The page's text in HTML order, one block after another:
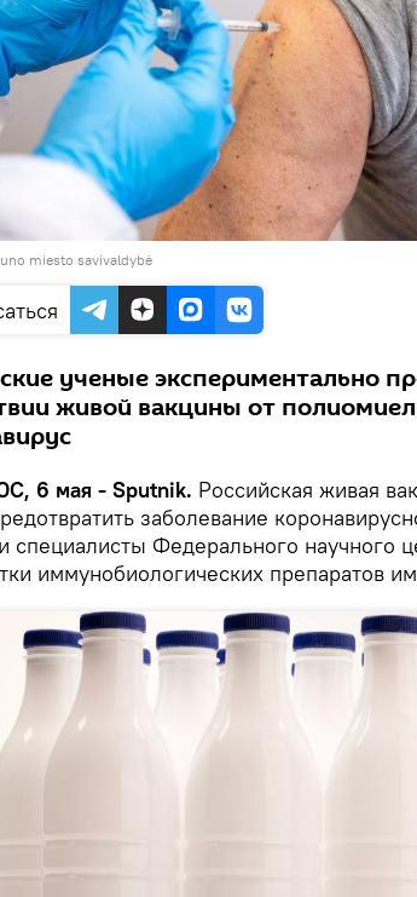
miesto savivaldybė
ученые экспериментально
живой вакцины от
6 мая - Sputnik. Российская живая
заболевание
специалисты Федерального научного
иммунобиологических препаратов